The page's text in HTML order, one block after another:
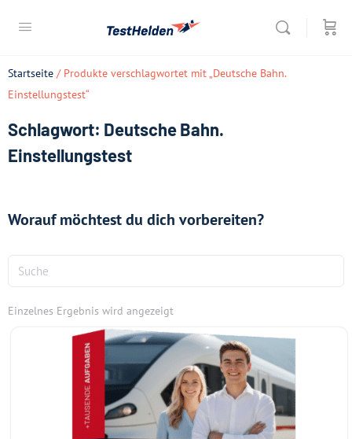
Startseite / Produkte verschlagwortet mit „Deutsche Bahn.
Einstellungstest“
Schlagwort: Deutsche Bahn.
Einstellungstest
Worauf möchtest du dich vorbereiten?
Einzelnes Ergebnis wird angezeigt